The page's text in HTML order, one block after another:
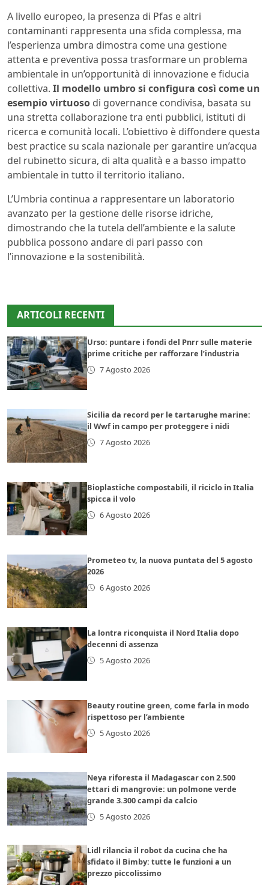
A livello europeo, la presenza di Pfas e altri
contaminanti rappresenta una sfida complessa, ma
l’esperienza umbra dimostra come una gestione
attenta e preventiva possa trasformare un problema
ambientale in un’opportunità di innovazione e fiducia
collettiva. Il modello umbro si configura così come un
esempio virtuoso di governance condivisa, basata su
una stretta collaborazione tra enti pubblici, istituti di
ricerca e comunità locali. L’obiettivo è diffondere questa
best practice su scala nazionale per garantire un’acqua
del rubinetto sicura, di alta qualità e a basso impatto
ambientale in tutto il territorio italiano.
L’Umbria continua a rappresentare un laboratorio
avanzato per la gestione delle risorse idriche,
dimostrando che la tutela dell’ambiente e la salute
pubblica possono andare di pari passo con
l’innovazione e la sostenibilità.
ARTICOLI RECENTI
Urso: puntare i fondi del Pnrr sulle materie
prime critiche per rafforzare l’industria
7 Agosto 2026
Sicilia da record per le tartarughe marine:
il Wwf in campo per proteggere i nidi
7 Agosto 2026
Bioplastiche compostabili, il riciclo in Italia
spicca il volo
6 Agosto 2026
Prometeo tv, la nuova puntata del 5 agosto
2026
6 Agosto 2026
La lontra riconquista il Nord Italia dopo
decenni di assenza
5 Agosto 2026
Beauty routine green, come farla in modo
rispettoso per l’ambiente
5 Agosto 2026
Neya riforesta il Madagascar con 2.500
ettari di mangrovie: un polmone verde
grande 3.300 campi da calcio
5 Agosto 2026
Lidl rilancia il robot da cucina che ha
sfidato il Bimby: tutte le funzioni a un
prezzo piccolissimo